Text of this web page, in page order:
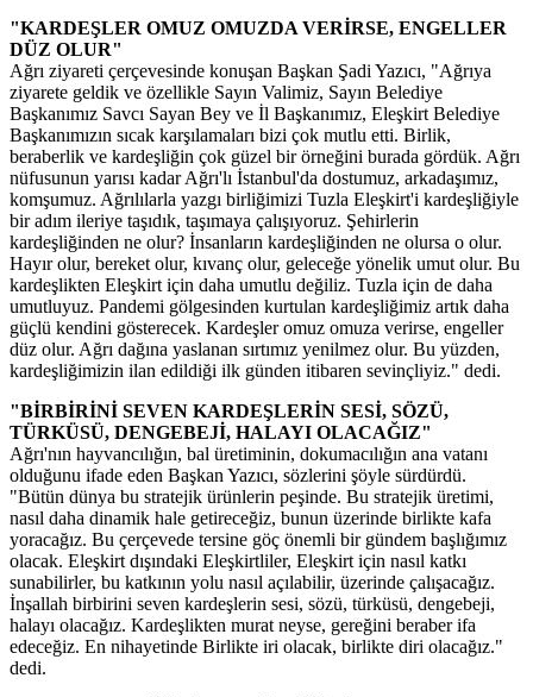
"KARDEŞLER OMUZ OMUZDA VERİRSE, ENGELLER
DÜZ OLUR"
Ağrı ziyareti çerçevesinde konuşan Başkan Şadi Yazıcı, "Ağrıya
ziyarete geldik ve özellikle Sayın Valimiz, Sayın Belediye
Başkanımız Savcı Sayan Bey ve İl Başkanımız, Eleşkirt Belediye
Başkanımızın sıcak karşılamaları bizi çok mutlu etti. Birlik,
beraberlik ve kardeşliğin çok güzel bir örneğini burada gördük. Ağrı
nüfusunun yarısı kadar Ağrı'lı İstanbul'da dostumuz, arkadaşımız,
komşumuz. Ağrılılarla yazgı birliğimizi Tuzla Eleşkirt'i kardeşliğiyle
bir adım ileriye taşıdık, taşımaya çalışıyoruz. Şehirlerin
kardeşliğinden ne olur? İnsanların kardeşliğinden ne olursa o olur.
Hayır olur, bereket olur, kıvanç olur, geleceğe yönelik umut olur. Bu
kardeşlikten Eleşkirt için daha umutlu değiliz. Tuzla için de daha
umutluyuz. Pandemi gölgesinden kurtulan kardeşliğimiz artık daha
güçlü kendini gösterecek. Kardeşler omuz omuza verirse, engeller
düz olur. Ağrı dağına yaslanan sırtımız yenilmez olur. Bu yüzden,
kardeşliğimizin ilan edildiği ilk günden itibaren sevinçliyiz." dedi.
"BİRBİRİNİ SEVEN KARDEŞLERİN SESİ, SÖZÜ,
TÜRKÜSÜ, DENGEBEJİ, HALAYI OLACAĞIZ"
Ağrı'nın hayvancılığın, bal üretiminin, dokumacılığın ana vatanı
olduğunu ifade eden Başkan Yazıcı, sözlerini şöyle sürdürdü.
"Bütün dünya bu stratejik ürünlerin peşinde. Bu stratejik üretimi,
nasıl daha dinamik hale getireceğiz, bunun üzerinde birlikte kafa
yoracağız. Bu çerçevede tersine göç önemli bir gündem başlığımız
olacak. Eleşkirt dışındaki Eleşkirtliler, Eleşkirt için nasıl katkı
sunabilirler, bu katkının yolu nasıl açılabilir, üzerinde çalışacağız.
İnşallah birbirini seven kardeşlerin sesi, sözü, türküsü, dengebeji,
halayı olacağız. Kardeşlikten murat neyse, gereğini beraber ifa
edeceğiz. En nihayetinde Birlikte iri olacak, birlikte diri olacağız."
dedi.